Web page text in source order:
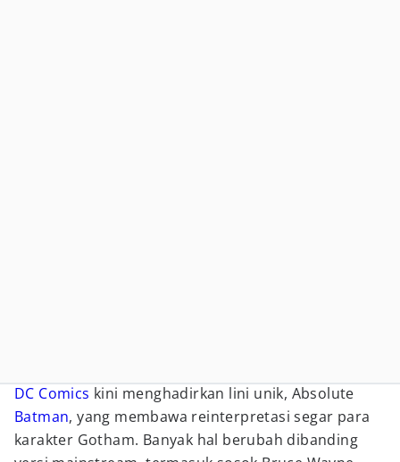
DC Comics kini menghadirkan lini unik, Absolute
Batman, yang membawa reinterpretasi segar para
karakter Gotham. Banyak hal berubah dibanding